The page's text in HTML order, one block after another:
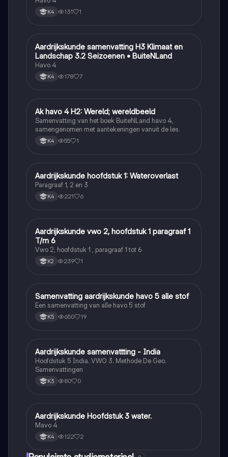
K4 131 1
Aardrijkskunde
Aardrijkskunde samenvatting H3 Klimaat en
Landschap 3.2 Seizoenen • BuiteNLand
Havo 4
K4 178 7
Aardrijkskunde
Ak havo 4 H2: Wereld; wereldbeeld
Samenvatting van het boek BuiteNLand havo 4,
samengenomen met aantekeningen vanuit de les.
K4 55 1
Aardrijkskunde
Aardrijkskunde hoofdstuk 1: Wateroverlast
Paragraaf 1, 2 en 3
K4 221 6
Aardrijkskunde
Aardrijkskunde vwo 2, hoofdstuk 1 paragraaf 1
T/m 6
Vwo 2, hoofdstuk 1 , paragraaf 1 tot 6
K2 239 1
Aardrijkskunde
Samenvatting aardrijkskunde havo 5 alle stof
Een samenvatting van alle havo 5 stof
K5 650 19
Aardrijkskunde
Aardrijkskunde samenvattting - India
Hoofdstuk 5 India. VWO 3. Methode De Geo.
Samenvattingen
K3 80 0
Aardrijkskunde
Aardrijkskunde Hoofdstuk 3 water.
Mavo 4
K4 122 2